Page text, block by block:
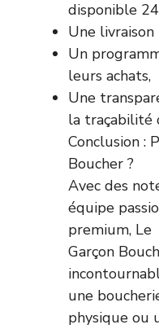
disponible
Une
Un
leurs achats,
Une
la traçabilité
Conclusion :
Boucher ?
Avec des
équipe
premium, Le
Garçon
une
physique ou